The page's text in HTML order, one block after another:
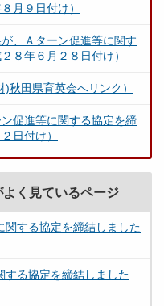
月９日付け）
、Ａターン促進等に関す
８年６月２８日付け）
秋田県育英会へリンク）
促進等に関する協定を締
日付け）
く見ているページ
関する協定を締結しました
する協定を締結しました